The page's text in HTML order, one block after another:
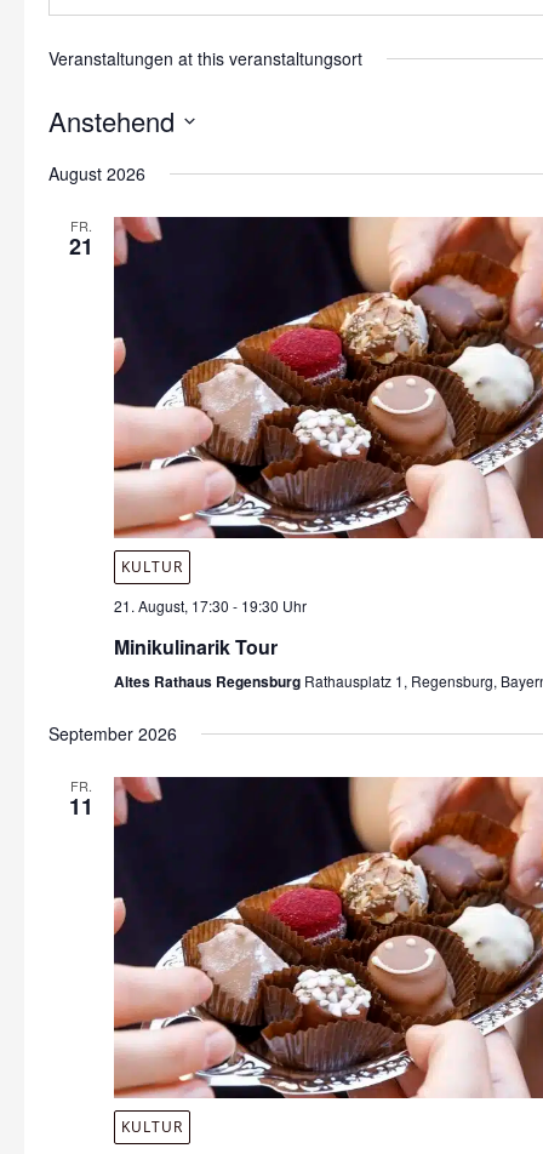
Veranstaltungen at this veranstaltungsort
Anstehend
wählen.
August 2026
FR.
21
KULTUR
21. August, 17:30 - 19:30 Uhr
Minikulinarik Tour
Altes Rathaus Regensburg Rathausplatz 1, Regensburg,
September 2026
FR.
11
KULTUR